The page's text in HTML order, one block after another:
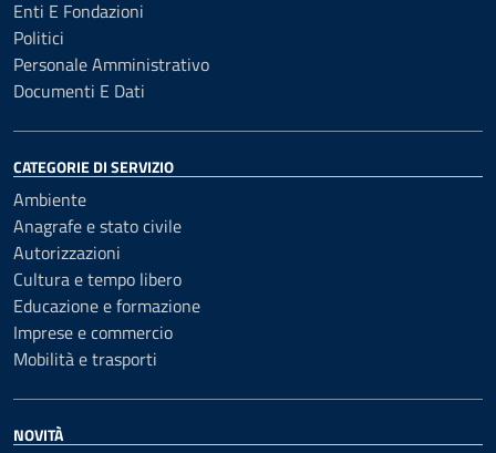
Enti E Fondazioni
Politici
Personale Amministrativo
Documenti E Dati
CATEGORIE DI SERVIZIO
Ambiente
Anagrafe e stato civile
Autorizzazioni
Cultura e tempo libero
Educazione e formazione
Imprese e commercio
Mobilità e trasporti
NOVITÀ